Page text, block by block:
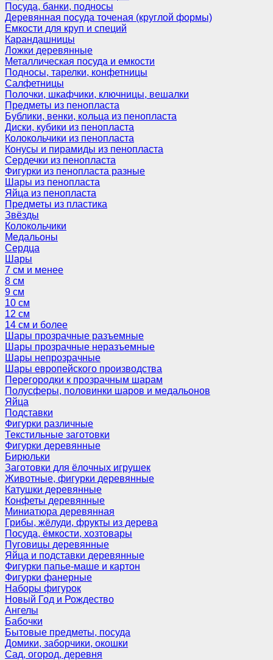
Посуда, банки, подносы
Деревянная посуда точеная (круглой формы)
Емкости для круп и специй
Карандашницы
Ложки деревянные
Металлическая посуда и емкости
Подносы, тарелки, конфетницы
Салфетницы
Полочки, шкафчики, ключницы, вешалки
Предметы из пенопласта
Бублики, венки, кольца из пенопласта
Диски, кубики из пенопласта
Колокольчики из пенопласта
Конусы и пирамиды из пенопласта
Сердечки из пенопласта
Фигурки из пенопласта разные
Шары из пенопласта
Яйца из пенопласта
Предметы из пластика
Звёзды
Колокольчики
Медальоны
Сердца
Шары
7 см и менее
8 см
9 см
10 см
12 см
14 см и более
Шары прозрачные разъемные
Шары прозрачные неразъемные
Шары непрозрачные
Шары европейского производства
Перегородки к прозрачным шарам
Полусферы, половинки шаров и медальонов
Яйца
Подставки
Фигурки различные
Текстильные заготовки
Фигурки деревянные
Бирюльки
Заготовки для ёлочных игрушек
Животные, фигурки деревянные
Катушки деревянные
Конфеты деревянные
Миниатюра деревянная
Грибы, жёлуди, фрукты из дерева
Посуда, ёмкости, хозтовары
Пуговицы деревянные
Яйца и подставки деревянные
Фигурки папье-маше и картон
Фигурки фанерные
Наборы фигурок
Новый Год и Рождество
Ангелы
Бабочки
Бытовые предметы, посуда
Домики, заборчики, окошки
Сад, огород, деревня